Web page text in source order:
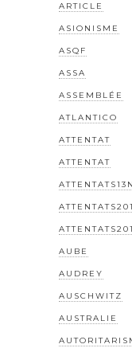
ARTICLE
ASIONISME
ASQF
ASSA
ASSEMBLÉE
ATLANTICO
ATTENTAT
ATTENTAT
AUBE
AUDREY
AUSCHWITZ
AUSTRALIE